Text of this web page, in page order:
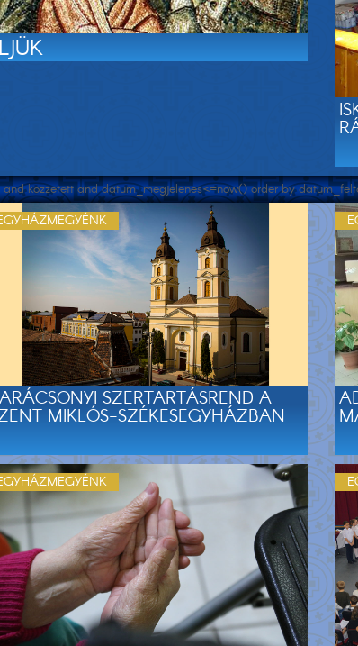
kozzetett and datum_megjelenes<=now() order by
SZERTARTÁSREND A
MIKLÓS-SZÉKESEGYHÁZBAN